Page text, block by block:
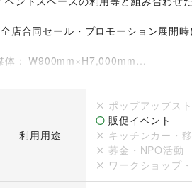
店合同セール・プロモーション展開
体：	W900mm×H7,000mm
様・素材：	遮光ターポリン 両面印刷
掲出箇所：	【晴庭】かがやきコート吹抜
出料（2週間）：	1本 250,000円(税
利用用途
ポップアップス
販促イベント
キッチンカー・
募金・NPO活動
ワークショップ